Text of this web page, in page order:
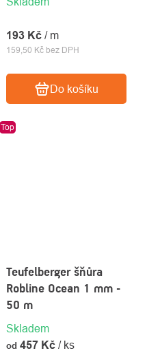
159,50 Kč bez DPH
193 Kč / m
Do košíku
Top
Teufelberger šňůra
Robline Ocean 1 mm -
50 m
Skladem
od 457 Kč / ks